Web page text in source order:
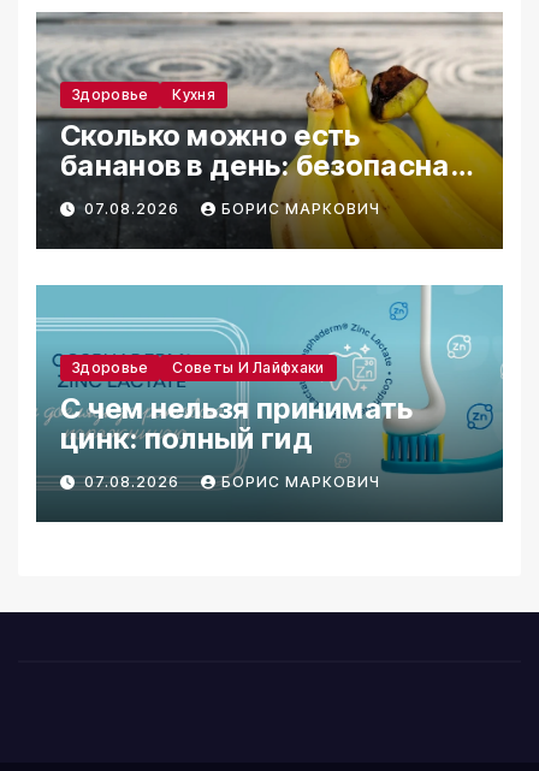
Здоровье Кухня
Сколько можно есть
бананов в день: безопасная
норма
07.08.2026 БОРИС МАРКОВИЧ
Здоровье Советы И Лайфхаки
С чем нельзя принимать
цинк: полный гид
07.08.2026 БОРИС МАРКОВИЧ